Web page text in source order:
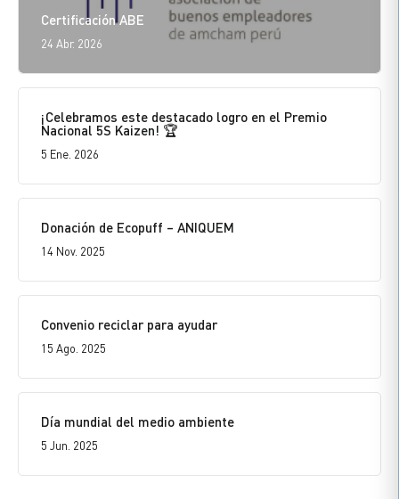
Certificación ABE
24 Abr. 2026
¡Celebramos este destacado logro en el Premio
Nacional 5S Kaizen! 🏆
5 Ene. 2026
Donación de Ecopuff – ANIQUEM
14 Nov. 2025
Convenio reciclar para ayudar
15 Ago. 2025
Día mundial del medio ambiente
5 Jun. 2025